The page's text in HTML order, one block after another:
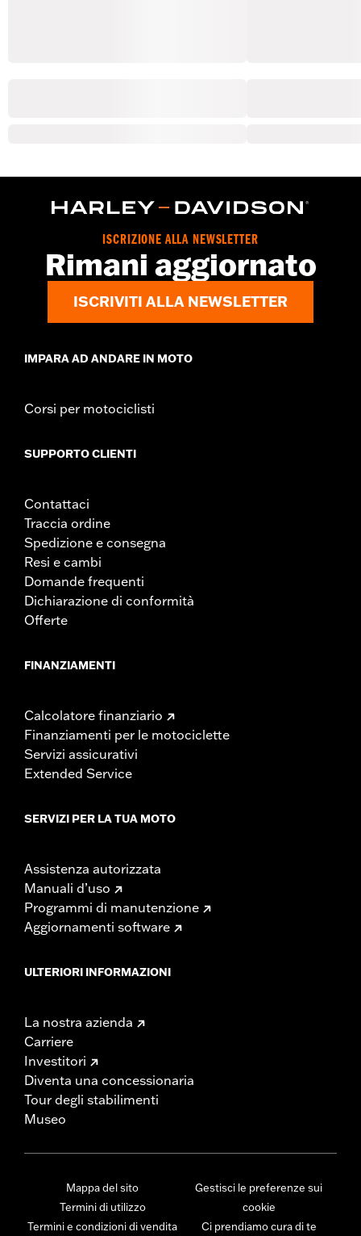
ISCRIZIONE ALLA NEWSLETTER
Rimani aggiornato
ISCRIVITI ALLA NEWSLETTER
IMPARA AD ANDARE IN MOTO
Corsi per motociclisti
SUPPORTO CLIENTI
Contattaci
Traccia ordine
Spedizione e consegna
Resi e cambi
Domande frequenti
Dichiarazione di conformità
Offerte
FINANZIAMENTI
Calcolatore finanziario
Finanziamenti per le motociclette
Servizi assicurativi
Extended Service
SERVIZI PER LA TUA MOTO
Assistenza autorizzata
Manuali d’uso
Programmi di manutenzione
Aggiornamenti software
ULTERIORI INFORMAZIONI
La nostra azienda
Carriere
Investitori
Diventa una concessionaria
Tour degli stabilimenti
Museo
Mappa del sito
Termini di utilizzo
Termini e condizioni di vendita
Gestisci le preferenze sui
cookie
Ci prendiamo cura di te